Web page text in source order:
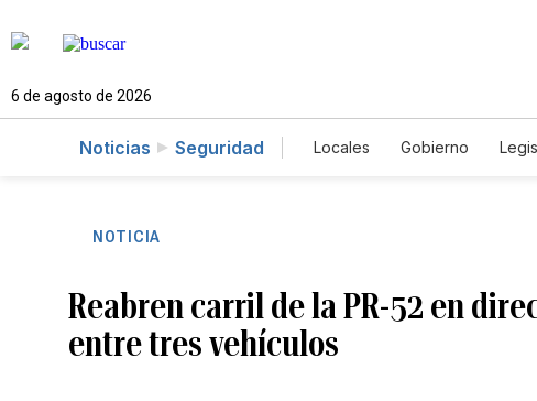
6 de agosto de 2026
Noticias Seguridad Locales Gobierno
NOTICIA
Reabren carril de la PR-52 en
entre tres vehículos